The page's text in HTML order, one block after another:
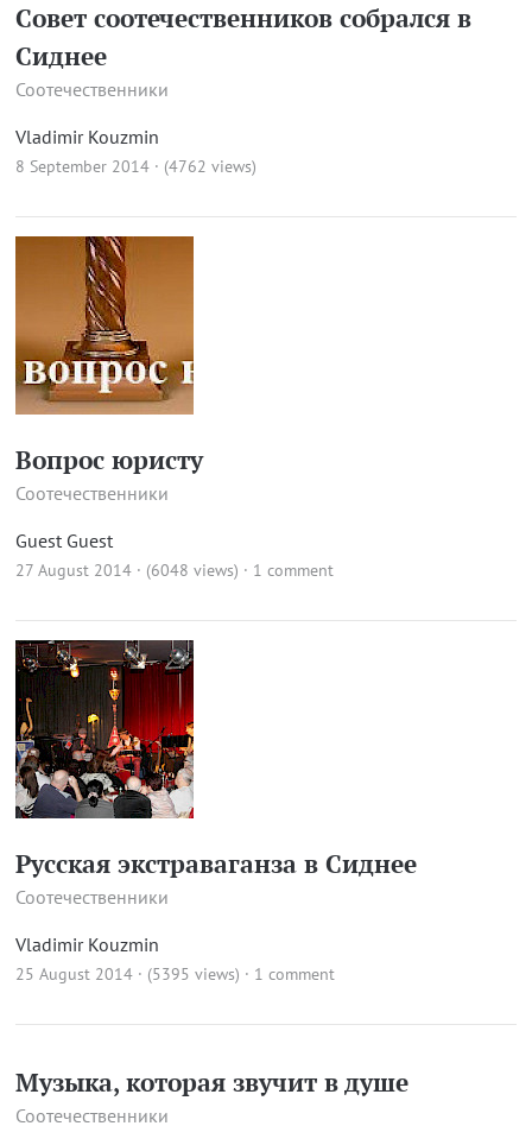
Совет соотечественников собрался в
Сиднее
Соотечественники
Vladimir Kouzmin
8 September 2014 · (4762 views)
Вопрос юристу
Соотечественники
Guest Guest
27 August 2014 · (6048 views) · 1 comment
Русская экстраваганза в Сиднее
Соотечественники
Vladimir Kouzmin
25 August 2014 · (5395 views) · 1 comment
Музыка, которая звучит в душе
Соотечественники